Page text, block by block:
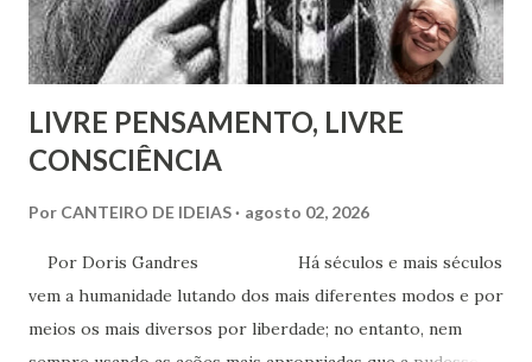
seu método em Paris. Pestalozzi, com seu caráter emotivo
e amoroso, não era de ...
LIVRE PENSAMENTO, LIVRE
CONSCIÊNCIA
Por CANTEIRO DE IDEIAS agosto 02, 2026
Por Doris Gandres Há séculos e mais séculos
vem a humanidade lutando dos mais diferentes modos e por
meios os mais diversos por liberdade; no entanto, nem